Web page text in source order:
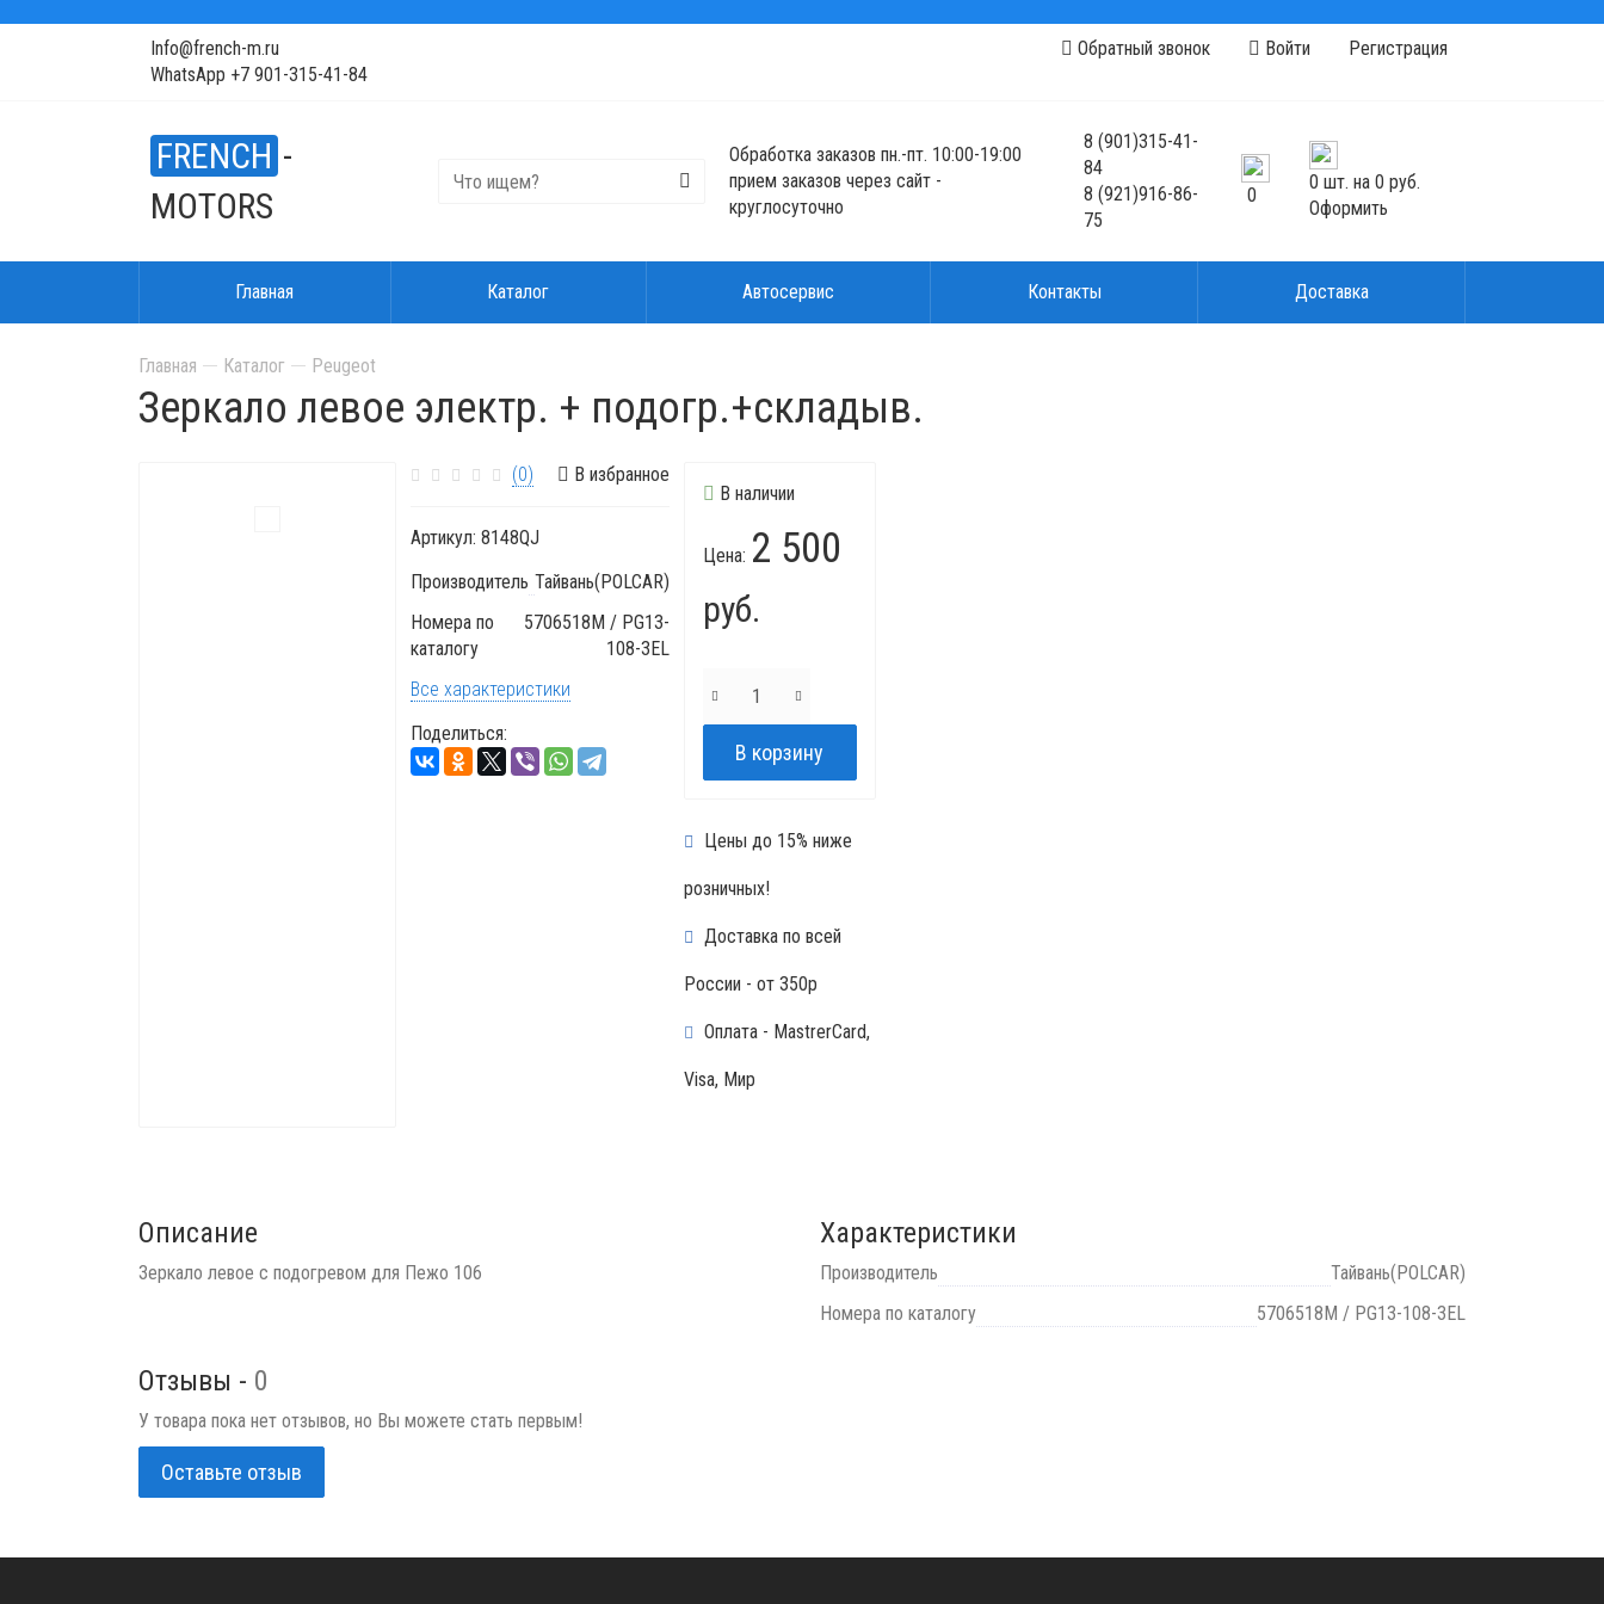
Info@french-m.ru
WhatsApp +7 901-315-41-84
Обратный звонок Войти Регистрация
FRENCH -
MOTORS
Обработка заказов пн.-пт. 10:00-19:00
прием заказов через сайт -
круглосуточно
8(901)315-41-
84
8(921)916-86-
75
0
0 шт. на 0 руб.
Оформить
Главная Каталог Автосервис Контакты Доставка
Главная Каталог Peugeot
Зеркало левое электр. + подогр.+cкладыв.
(0) В избранное
Артикул:8148QJ
Производитель Тайвань(POLCAR)
Номера по
каталогу
5706518M / PG13-
108-3EL
Все характеристики
Поделиться:
В наличии
Цена: 2 500
руб.
Цены до 15% ниже
розничных!
Доставка по всей
России - от 350р
Оплата - MastrerCard,
Visa, Мир
Описание
Зеркало левое с подогревом для Пежо 106
Характеристики
Производитель
Тайвань(POLCAR)
Номера по каталогу
5706518M / PG13-108-3EL
Отзывы - 0
У товара пока нет отзывов, но Вы можете стать первым!
Оставьте отзыв